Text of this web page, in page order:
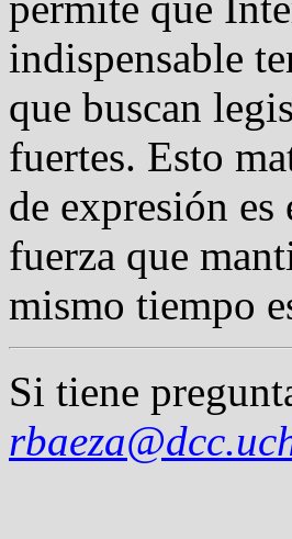
indispensable
que buscan
fuertes. Esto
de expresión
fuerza que
mismo tiempo
Si tiene